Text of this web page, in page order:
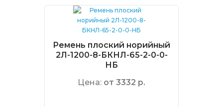
Ремень плоский норийный
2Л-1200-8-БКНЛ-65-2-0-0-
НБ
Цена: от 3332 р.